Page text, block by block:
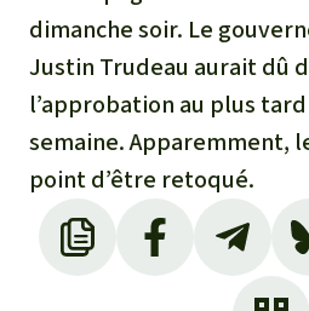
dimanche soir. Le
Justin Trudeau aurait dû
l’approbation au plus
semaine. Apparemment,
point d’être retoqué.